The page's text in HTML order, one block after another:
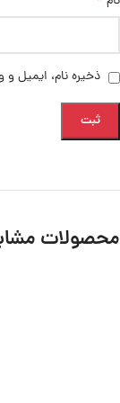
ذخیره نام، ایمیل
محصولات